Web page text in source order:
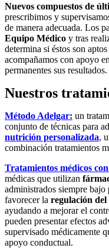
Nuevos compuestos de
prescribimos y
de manera adecuada. Los
Equipo Médico y tras
determina si éstos son
acompañamos con apoyo
permanentes sus resultados.
Nuestros
Método Adelgar: un
conjunto de técnicas para
nutrición personalizada,
combinación tratamientos
Tratamientos médicos
médicas que utilizan
administrados siempre bajo
favorecer la regulación del
ayudando a mejorar el
pueden presentar efectos
supervisado médicamente
apoyo conductual.